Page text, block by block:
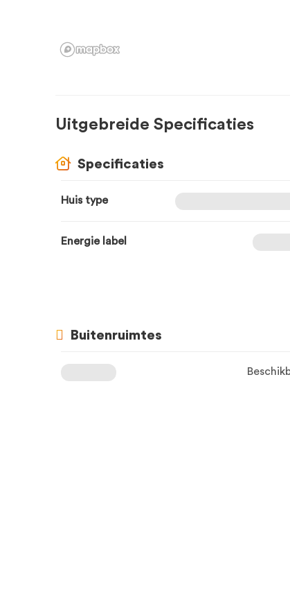
Uitgebreide Specificaties
Specificaties
Huis type
Energie label
Buitenruimtes